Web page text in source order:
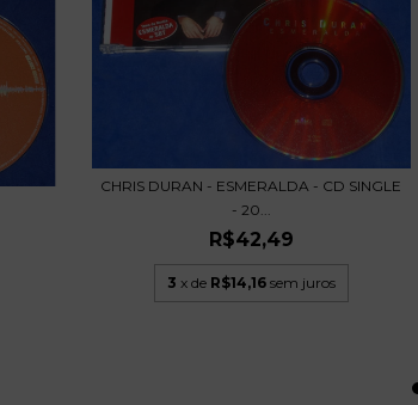
CHRIS DURAN - ESMERALDA - CD SINGLE
- 20...
R$42,49
3 x de R$14,16 sem juros